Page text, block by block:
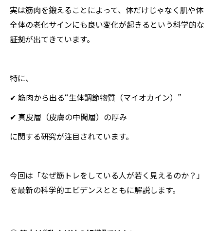
実は筋肉を鍛えることによって、体だけじゃなく肌や体
全体の老化サインにも良い変化が起きるという科学的な
証拠が出てきています。
特に、
✔ 筋肉から出る“生体調節物質（マイオカイン）”
✔ 真皮層（皮膚の中間層）の厚み
に関する研究が注目されています。
今回は「なぜ筋トレをしている人が若く見えるのか？」
を最新の科学的エビデンスとともに解説します。